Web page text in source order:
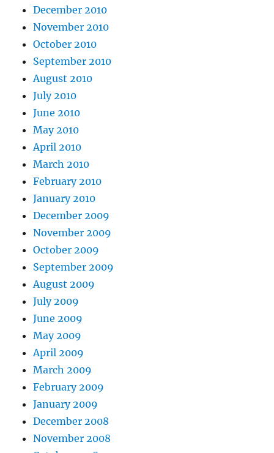
December 2010
November 2010
October 2010
September 2010
August 2010
July 2010
June 2010
May 2010
April 2010
March 2010
February 2010
January 2010
December 2009
November 2009
October 2009
September 2009
August 2009
July 2009
June 2009
May 2009
April 2009
March 2009
February 2009
January 2009
December 2008
November 2008